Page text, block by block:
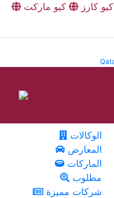
كيو كارز
كيو ماركت
الوكالات
المعارض
الماركات
مطلوب
شركات مميزة